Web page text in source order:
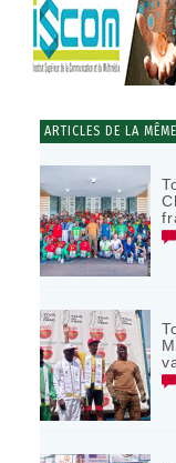
ARTICLES DE LA